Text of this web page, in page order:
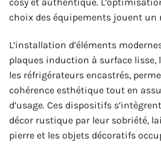
choix des équipements jouent un
L’installation d’éléments
plaques induction à surface lisse,
les réfrigérateurs encastrés,
cohérence esthétique tout en
d’usage. Ces dispositifs
décor rustique par leur sobriété,
pierre et les objets décoratifs